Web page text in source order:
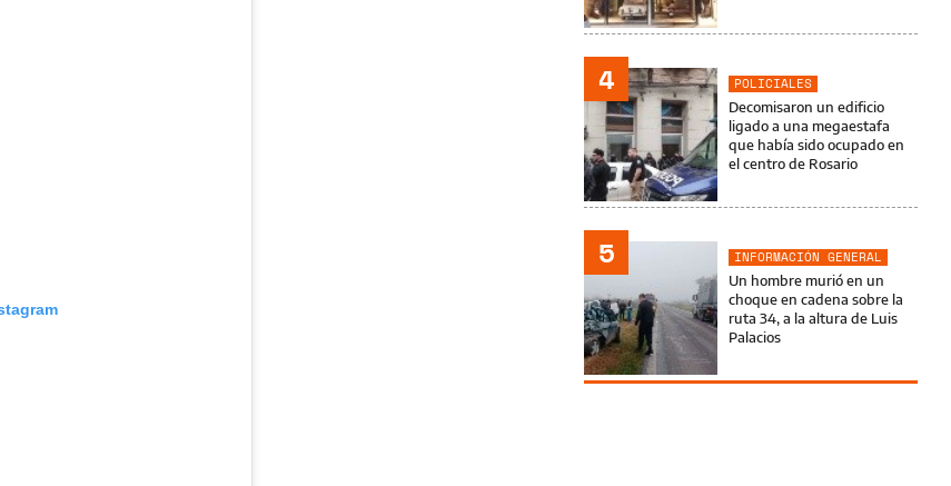
4
POLICIALES
Decomisaron un edificio
ligado a una megaestafa
que había sido ocupado en
el centro de Rosario
5
INFORMACIÓN GENERAL
Un hombre murió en un
choque en cadena sobre la
ruta 34, a la altura de Luis
Palacios